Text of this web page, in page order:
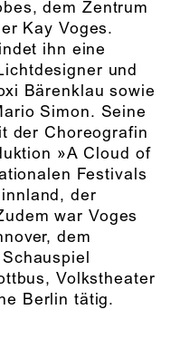
dem Zentrum
Kay Voges.
ihn eine
und
Bärenklau sowie
Simon. Seine
der Choreografin
»A Cloud of
Festivals
der
war Voges
dem
Volkstheater
Berlin tätig.